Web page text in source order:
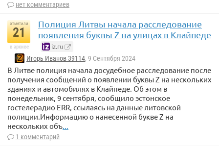
нет комментариев
отметили
21
в архиве
Полиция Литвы начала расследование
появления буквы Z на улицах в Клайпеде
iz.ru
Игорь Иванов 39114, 9 Сентября 2024
В Литве полиция начала досудебное расследование после
получения сообщений о появлении буквы Z на нескольких
зданиях и автомобилях в Клайпеде. Об этом в
понедельник, 9 сентября, сообщило эстонское
гостелерадио ERR, ссылаясь на данные литовской
полиции.Информацию о нанесенной букве Z на
нескольких объ
1 комментарий